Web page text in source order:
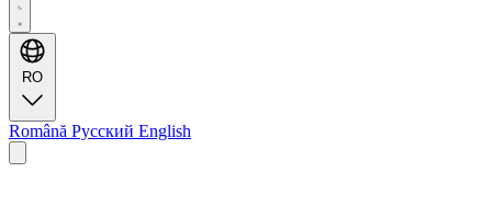
RO
Română Русский English